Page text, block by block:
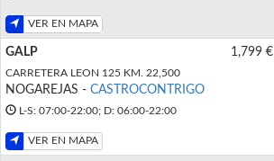
VER EN MAPA
GALP
CARRETERA LEON 125 KM. 22,500
NOGAREJAS - CASTROCONTRIGO
L-S: 07:00-22:00; D: 06:00-22:00
VER EN MAPA
1,799 €